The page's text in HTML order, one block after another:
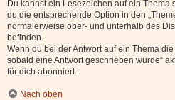
Du kannst ein Lesezeichen auf ein
du die entsprechende Option in den
normalerweise ober- und unterhalb des
befinden.
Wenn du bei der Antwort auf ein Thema
sobald eine Antwort geschrieben wurde“
für dich abonniert.
Nach oben